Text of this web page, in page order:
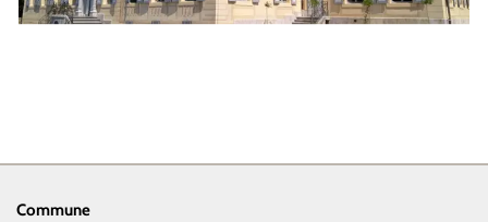
Commune